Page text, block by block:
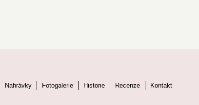
Nahrávky Fotogalerie Historie Recenze Kontakt